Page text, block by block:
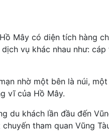
Mây có diện tích hàng
vụ khác nhau như:
nhờ một bên là núi,
vĩ của Hồ Mây.
du khách lần đầu đến
tham quan Vũng